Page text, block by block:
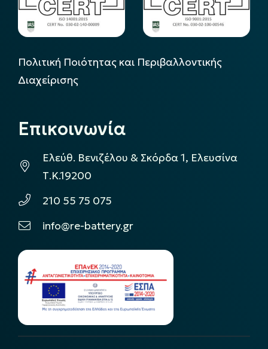
Πολιτική Ποιότητας και Περιβαλλοντικής
Διαχείρισης
Επικοινωνία
Ελεύθ. Βενιζέλου & Σκόρδα 1, Ελευσίνα
Τ.Κ.19200
210 55 75 075
info@re-battery.gr